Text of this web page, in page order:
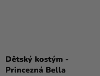
Dětský kostým -
Princezná Bella